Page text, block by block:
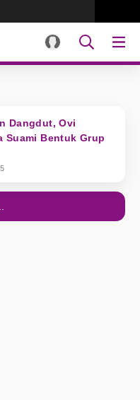
Dangdut, Ovi
Suami Bentuk Grup